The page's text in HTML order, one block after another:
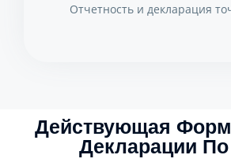
Отчетность и декларация
Действующая
Декларации